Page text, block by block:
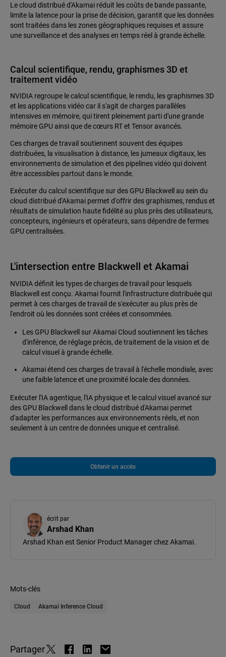
Le cloud distribué d'Akamai réduit les coûts de bande passante,
limite la latence pour la prise de décision, garantit que les données
sont traitées dans les zones géographiques requises et assure
une surveillance et des analyses en temps réel à grande échelle.
Calcul scientifique, rendu, graphismes 3D et
traitement vidéo
NVIDIA regroupe le calcul scientifique, le rendu, les graphismes 3D
et les applications vidéo car il s'agit de charges parallèles
intensives en mémoire, qui tirent pleinement parti d'une grande
mémoire GPU ainsi que de cœurs RT et Tensor avancés.
Ces charges de travail soutiennent souvent des équipes
distribuées, la visualisation à distance, les jumeaux digitaux, les
environnements de simulation et des pipelines vidéo qui doivent
être accessibles partout dans le monde.
Exécuter du calcul scientifique sur des GPU Blackwell au sein du
cloud distribué d'Akamai permet d'offrir des graphismes, rendus et
résultats de simulation haute fidélité au plus près des utilisateurs,
concepteurs, ingénieurs et opérateurs, sans dépendre de fermes
GPU centralisées.
L'intersection entre Blackwell et Akamai
NVIDIA définit les types de charges de travail pour lesquels
Blackwell est conçu. Akamai fournit l'infrastructure distribuée qui
permet à ces charges de travail de s'exécuter au plus près de
l'endroit où les données sont créées et consommées.
Les GPU Blackwell sur Akamai Cloud soutiennent les tâches
d'inférence, de réglage précis, de traitement de la vision et de
calcul visuel à grande échelle.
Akamai étend ces charges de travail à l'échelle mondiale, avec
une faible latence et une proximité locale des données.
Exécuter l'IA agentique, l'IA physique et le calcul visuel avancé sur
des GPU Blackwell dans le cloud distribué d'Akamai permet
d'adapter les performances aux environnements réels, et non
seulement à un centre de données unique et centralisé.
Obtenir un accès
écrit par
Arshad Khan
Arshad Khan est Senior Product Manager chez Akamai.
Mots-clés
Cloud Akamai Inference Cloud
Partager